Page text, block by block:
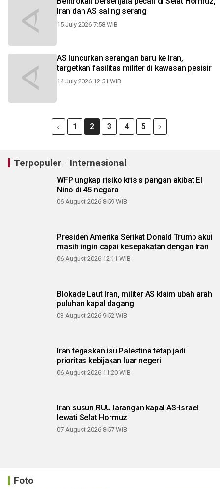
Iran dan AS saling serang
15 July 2026 7:58 WIB
AS luncurkan serangan baru ke Iran,
targetkan fasilitas militer di kawasan pesisir
14 July 2026 12:51 WIB
1 2 3 4 5
Terpopuler - Internasional
WFP ungkap risiko krisis pangan akibat El
Nino di 45 negara
06 August 2026 8:59 WIB
Presiden Amerika Serikat Donald Trump akui
masih ingin capai kesepakatan dengan Iran
06 August 2026 12:11 WIB
Blokade Laut Iran, militer AS klaim ubah arah
puluhan kapal dagang
03 August 2026 9:52 WIB
Iran tegaskan isu Palestina tetap jadi
prioritas kebijakan luar negeri
06 August 2026 11:20 WIB
Iran susun RUU larangan kapal AS-Israel
lewati Selat Hormuz
07 August 2026 8:57 WIB
Foto